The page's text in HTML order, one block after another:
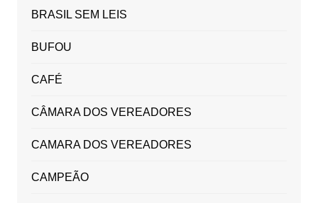
BRASIL SEM LEIS
BUFOU
CAFÉ
CÂMARA DOS VEREADORES
CAMARA DOS VEREADORES
CAMPEÃO